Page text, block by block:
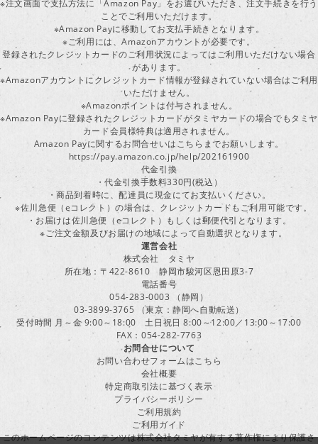
※注文画面で支払方法に「Amazon Pay」をお選びいただき、注文手続きを行う
ことでご利用いただけます。
※Amazon Payに移動してお支払手続きとなります。
※ご利用には、Amazonアカウントが必要です。
登録されたクレジットカードのご利用状況によってはご利用いただけない場合
があります。
※Amazonアカウントにクレジットカード情報が登録されていない場合はご利用
いただけません。
※Amazonポイントは付与されません。
※Amazon Payに登録されたクレジットカードがタミヤカードの場合でもタミヤ
カード会員様特典は適用されません。
Amazon Payに関するお問合せいはこちらまでお願いします。
https://pay.amazon.co.jp/help/202161900
代金引換
・代金引換手数料330円(税込）
・商品到着時に、配達員に現金にてお支払いください。
※佐川急便（eコレクト）の場合は、クレジットカードもご利用可能です。
・お届けは佐川急便（eコレクト）もしくは郵便代引となります。
※ご注文金額及びお届けの地域によって自動選択となります。
運営会社
株式会社 タミヤ
所在地：〒422-8610 静岡市駿河区恩田原3-7
電話番号
054-283-0003 （静岡）
03-3899-3765 （東京：静岡へ自動転送）
受付時間 月～金 9:00～18:00 土日祝日 8:00～12:00／13:00～17:00
FAX：054-282-7763
お問合せについて
お問い合わせフォームはこちら
会社概要
特定商取引法に基づく表示
プライバシーポリシー
ご利用規約
ご利用ガイド
このホームページのコンテンツは株式会社タミヤが有する著作権により保護さ